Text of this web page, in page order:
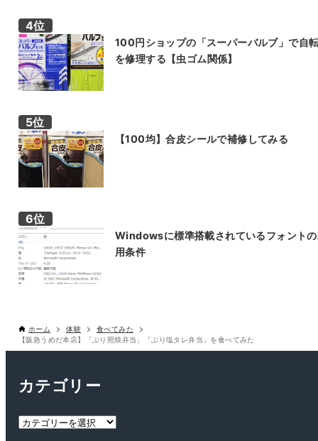
100円ショップの「スーパーバルブ」で自
を修理する【虫ゴム関係】
【100均】合皮シールで補修してみる
Windowsに標準搭載されているフォント
用条件
ホーム 体験
食べてみた
【阪急うめだ本店】「ぶり照焼弁当」「ぶり塩タレ弁当」を食べてみた
カテゴリー
カ